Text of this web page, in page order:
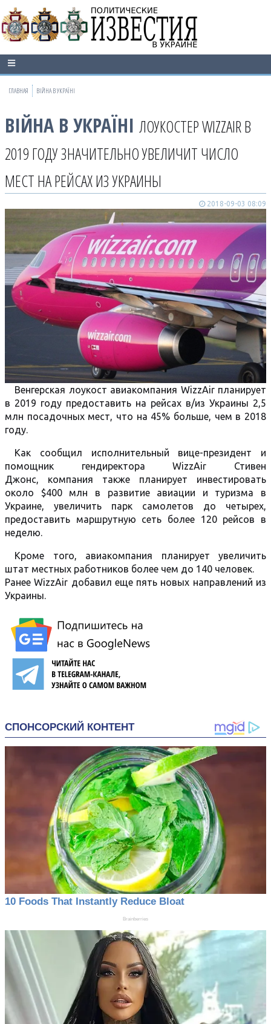
ГЛАВНАЯ ВІЙНА В УКРАЇНІ
ВІЙНА В УКРАЇНІ ЛОУКОСТЕР WIZZAIR В
2019 ГОДУ ЗНАЧИТЕЛЬНО УВЕЛИЧИТ ЧИСЛО
МЕСТ НА РЕЙСАХ ИЗ УКРАИНЫ
2018-09-03 08:09
Венгерская лоукост авиакомпания WizzAir планирует
в 2019 году предоставить на рейсах в/из Украины 2,5
млн посадочных мест, что на 45% больше, чем в 2018
году.
Как сообщил исполнительный вице-президент и
помощник гендиректора WizzAir Стивен
Джонс, компания также планирует инвестировать
около $400 млн в развитие авиации и туризма в
Украине, увеличить парк самолетов до четырех,
предоставить маршрутную сеть более 120 рейсов в
неделю.
Кроме того, авиакомпания планирует увеличить
штат местных работников более чем до 140 человек.
Ранее WizzAir добавил еще пять новых направлений из
Украины.